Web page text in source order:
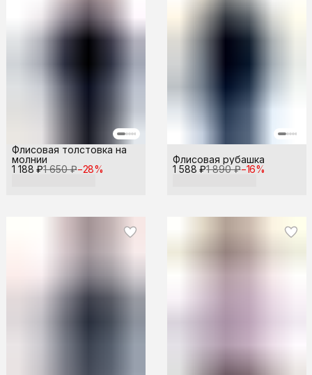
1 188 ₽1 650 ₽−28%
Флисовая толстовка на
молнии
1 588 ₽1 890 ₽−16%
Флисовая рубашка